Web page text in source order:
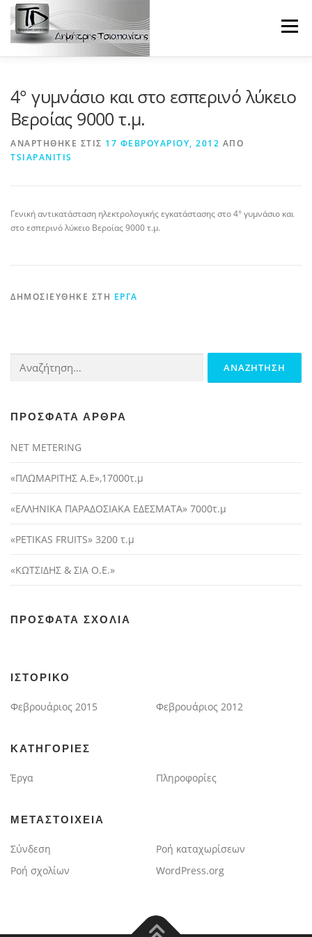
Προχωρήστε
στο
περιεχόμενο
Μενού
4° γυμνάσιο και στο εσπερινό λύκειο
Βεροίας 9000 τ.μ.
ΑΝΑΡΤΉΘΗΚΕ ΣΤΙΣ 17 ΦΕΒΡΟΥΑΡΊΟΥ, 2012 ΑΠΌ
TSIAPANITIS
Γενική αντικατάσταση ηλεκτρολογικής εγκατάστασης στο 4° γυμνάσιο και
στο εσπερινό λύκειο Βεροίας 9000 τ.μ.
ΔΗΜΟΣΙΕΎΘΗΚΕ ΣΤΗ ΈΡΓΑ
για:
ΠΡΌΣΦΑΤΑ ΆΡΘΡΑ
NET METERING
«ΠΛΩΜΑΡΙΤΗΣ Α.Ε»,17000τ.μ
«ΕΛΛΗΝΙΚΑ ΠΑΡΑΔΟΣΙΑΚΑ ΕΔΕΣΜΑΤΑ» 7000τ.μ
«PETIKAS FRUITS» 3200 τ.μ
«ΚΩΤΣΙΔΗΣ & ΣΙΑ Ο.Ε.»
ΠΡΌΣΦΑΤΑ ΣΧΌΛΙΑ
ΙΣΤΟΡΙΚΌ
Φεβρουάριος 2015 Φεβρουάριος 2012
KΑΤΗΓΟΡΊΕΣ
Έργα Πληροφορίες
ΜΕΤΑΣΤΟΙΧΕΊΑ
Σύνδεση
Ροή καταχωρίσεων
Ροή σχολίων
WordPress.org